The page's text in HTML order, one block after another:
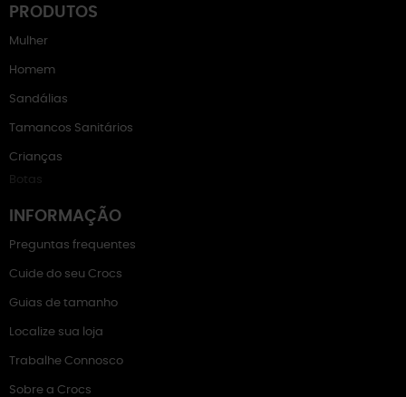
PRODUTOS
Mulher
Homem
Sandálias
Tamancos Sanitários
Crianças
Botas
INFORMAÇÃO
Preguntas frequentes
Cuide do seu Crocs
Guias de tamanho
Localize sua loja
Trabalhe Connosco
Sobre a Crocs